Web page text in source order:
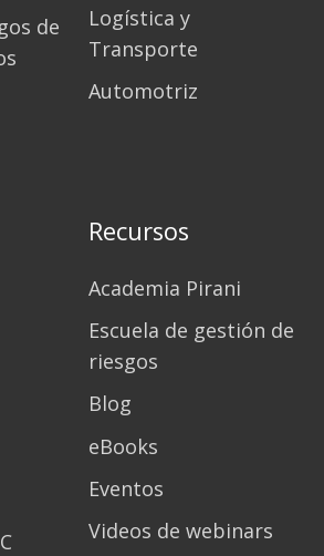
de
Logística y
Transporte
Automotriz
Recursos
Academia Pirani
Escuela de gestión de
riesgos
Blog
eBooks
Eventos
Videos de webinars